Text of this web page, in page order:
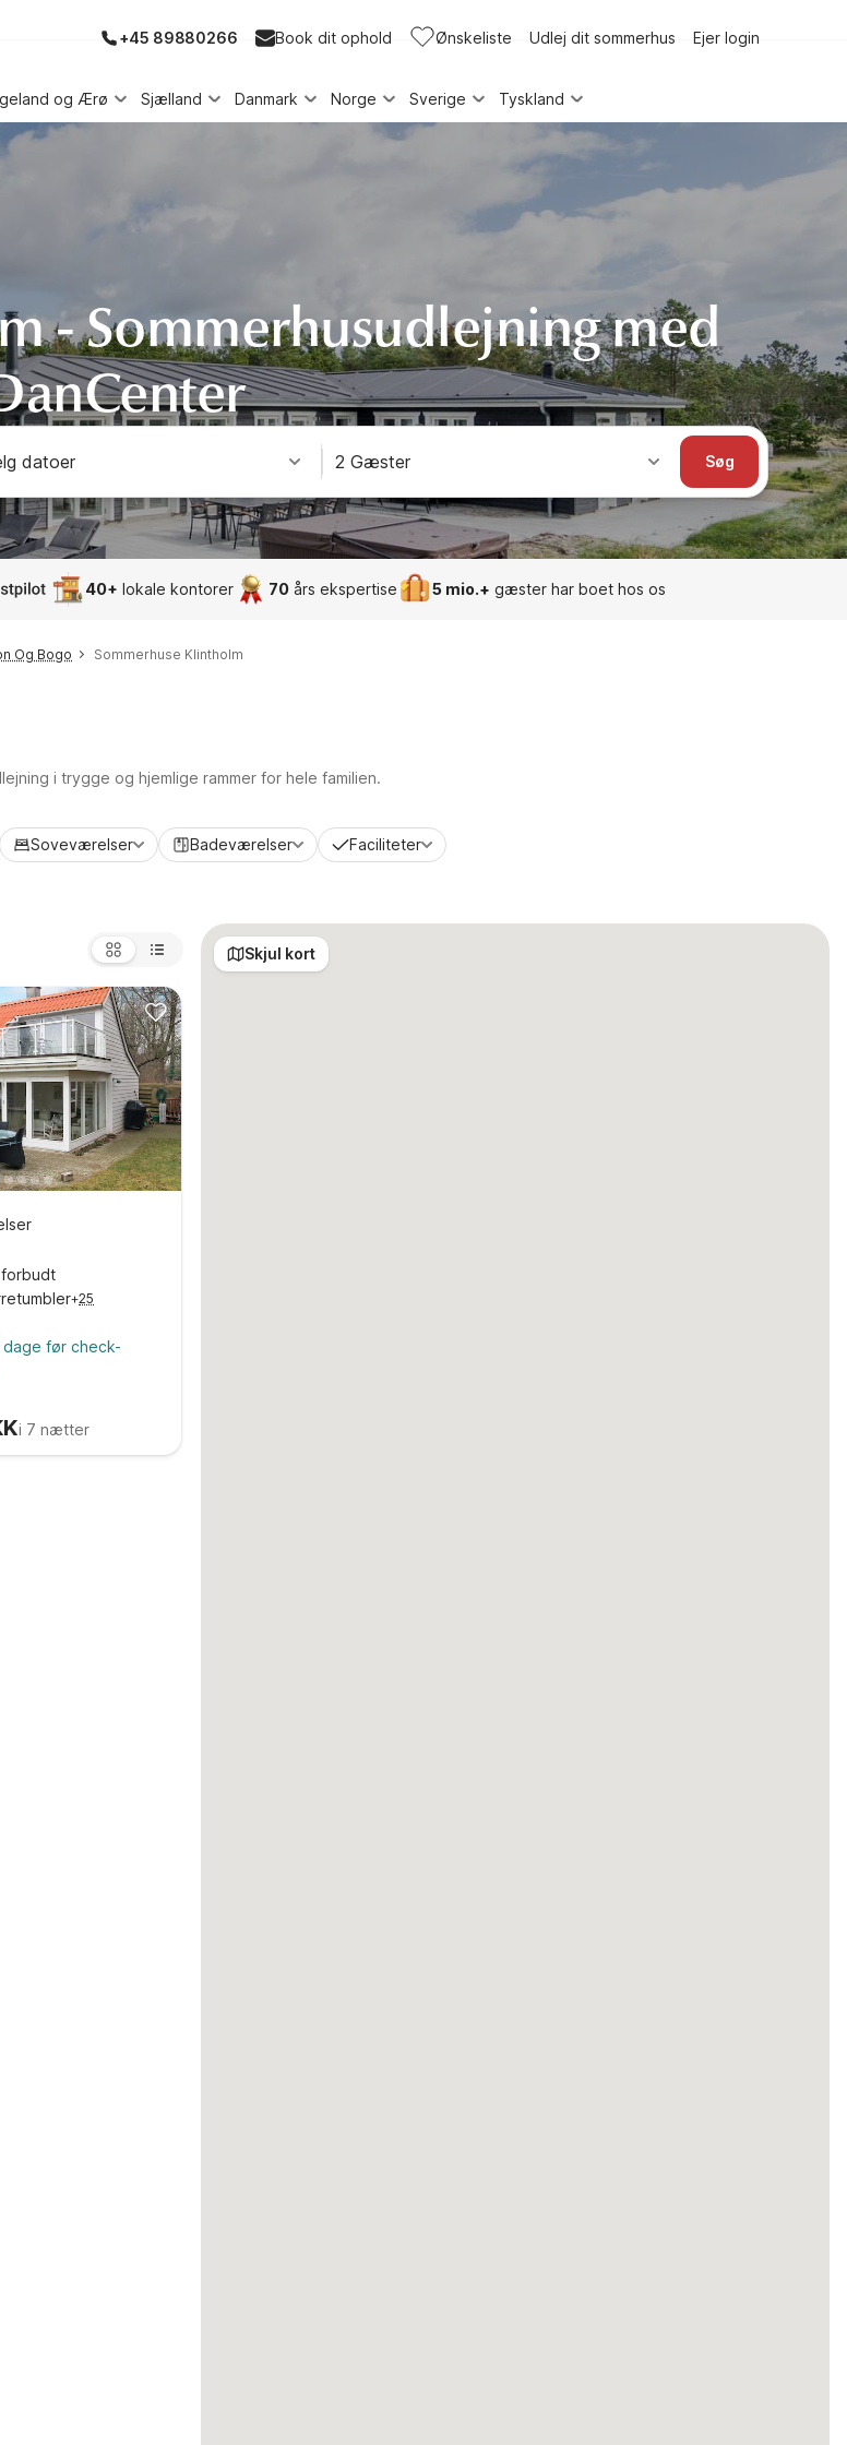
+45 89880266 Book dit ophold Ønskeliste Udlej dit sommerhus Ejer login
og Ærø Sjælland Danmark Norge Sverige Tyskland
- Sommerhusudlejning med
datoer 2 Gæster Søg
40+ lokale kontorer 70 års ekspertise 5 mio.+ gæster har boet hos os
Og Bogo Sommerhuse Klintholm
i trygge og hjemlige rammer for hele familien.
Soveværelser Badeværelser Faciliteter
+25
dage før check-
i 7 nætter
Skjul kort